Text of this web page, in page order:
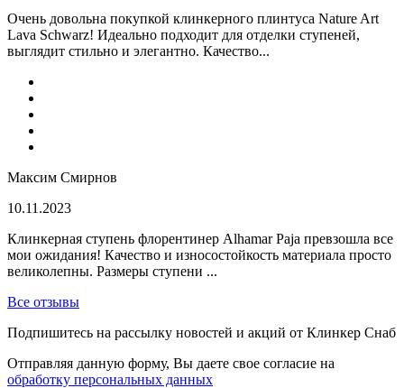
Очень довольна покупкой клинкерного плинтуса Nature Art
Lava Schwarz! Идеально подходит для отделки ступеней,
выглядит стильно и элегантно. Качество...
Максим Смирнов
10.11.2023
Клинкерная ступень флорентинер Alhamar Paja превзошла все
мои ожидания! Качество и износостойкость материала просто
великолепны. Размеры ступени ...
Все отзывы
Подпишитесь на рассылку новостей и акций от Клинкер Снаб
Отправляя данную форму, Вы даете свое согласие на
обработку персональных данных